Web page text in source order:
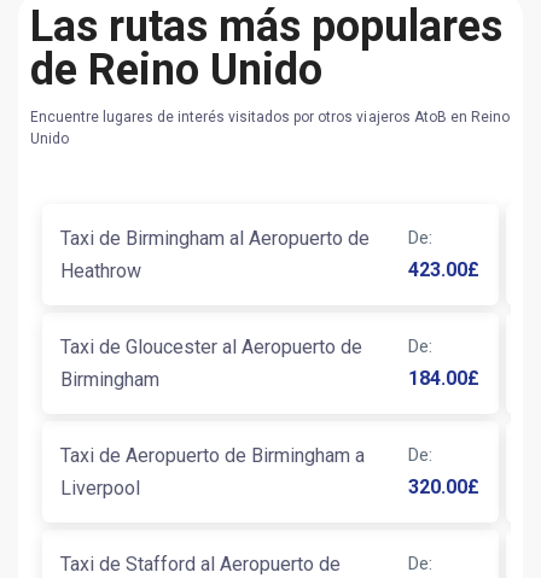
Las rutas más populares
de Reino Unido
Encuentre lugares de interés visitados por otros viajeros AtoB en Reino
Unido
Taxi de Birmingham al Aeropuerto de
Heathrow
De:
423.00£
Taxi de Gloucester al Aeropuerto de
Birmingham
De:
184.00£
Taxi de Aeropuerto de Birmingham a
Liverpool
De:
320.00£
Taxi de Stafford al Aeropuerto de
De: